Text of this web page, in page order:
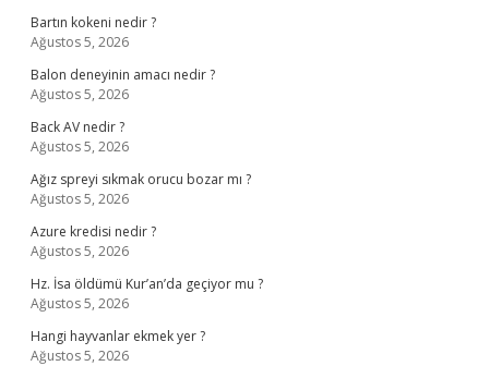
Bartın kokeni nedir ?
Ağustos 5, 2026
Balon deneyinin amacı nedir ?
Ağustos 5, 2026
Back AV nedir ?
Ağustos 5, 2026
Ağız spreyi sıkmak orucu bozar mı ?
Ağustos 5, 2026
Azure kredisi nedir ?
Ağustos 5, 2026
Hz. İsa öldümü Kur’an’da geçiyor mu ?
Ağustos 5, 2026
Hangi hayvanlar ekmek yer ?
Ağustos 5, 2026